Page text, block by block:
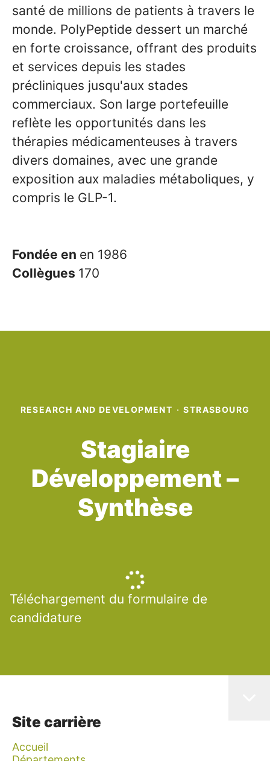
santé de millions de patients à travers le
monde. PolyPeptide dessert un marché
en forte croissance, offrant des produits
et services depuis les stades
précliniques jusqu'aux stades
commerciaux. Son large portefeuille
reflète les opportunités dans les
thérapies médicamenteuses à travers
divers domaines, avec une grande
exposition aux maladies métaboliques, y
compris le GLP-1.
Fondée en en 1986
Collègues 170
RESEARCH AND DEVELOPMENT · STRASBOURG
Stagiaire
Développement –
Synthèse
Téléchargement du formulaire de
candidature
Site carrière
Accueil